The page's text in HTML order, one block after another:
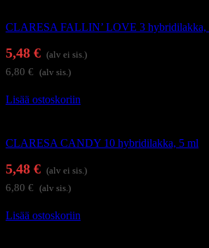
CLARESA FALLIN’ LOVE 3 hybridilakka,
5,48 € (alv ei sis.)
6,80 € (alv sis.)
Lisää ostoskoriin
CLARESA CANDY 10 hybridilakka, 5 ml
5,48 € (alv ei sis.)
6,80 € (alv sis.)
Lisää ostoskoriin